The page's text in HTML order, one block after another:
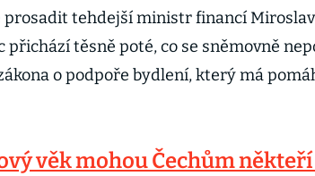
prosadit tehdejší ministr financí Miroslav
přichází těsně poté, co se sněmovně
o podpoře bydlení, který má
věk mohou Čechům